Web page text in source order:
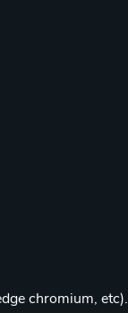
chromium, etc).